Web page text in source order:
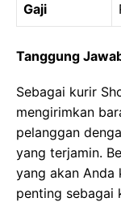
Gaji
Tanggung
Sebagai kurir
mengirimkan
pelanggan
yang terjamin.
yang akan Anda
penting sebagai